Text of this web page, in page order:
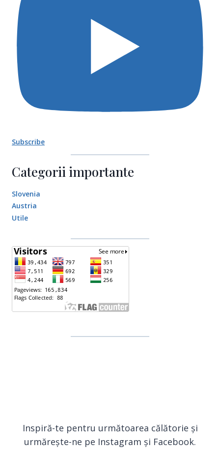
Subscribe
Categorii importante
Slovenia
Austria
Utile
Inspiră-te pentru următoarea călătorie și
urmărește-ne pe Instagram și Facebook.